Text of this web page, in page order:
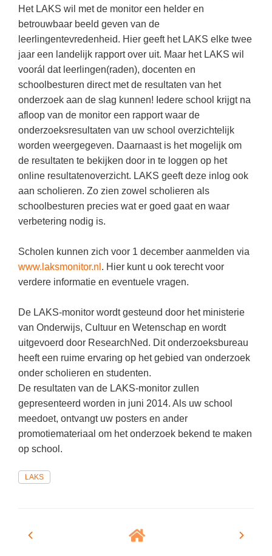
Cito toets
Eindexamens
iPad scholen
NIEUWSARCHIEF
Augustus 2026
Juli 2026
Juni 2026
Mei 2026
April 2026
Lespakket ‘Circulaire Economie - van
verpakking tot nieuwe grondstof’
Gastles Zeebenen in de klas
Cursus Leer het heelal begrijpen
Van verdunningscalculator tot
practicumvoorbereiding: gratis online
hulpmiddelen voor science-docenten en
TOA's
DGM in de klas
Kerst kleurplaten
PUZZELS
Woordpuzzels
Kruiswoordpuzzels
LEUK IN DE KLAS
Raadsels
Biologie
Burgerschap
Ckv
Duits
Economie
Engels
Filosofie
Frans
Fries (Frysk)
Geschiedenis
Informatica
Klassieke Talen
Letterkunde
Levensbeschouwing
Maatschappijleer
Muziek
Nederlands
Rekenen / Wiskunde
Sociale vaardigheden
Boek: Kleine werelden van het zonnestelsel
Leren met klassieke muziek
Lasermachine voor het onderwijs
Lasergraaf
Onderwijs opleidingen
Gratis lesmateriaal Dove self-esteem
Ontdek Memo voor de onderbouw zelf!
Maak uw leerlingen mediawijs!
Rekentuin: altijd en overal rekenen oefenen
op je eigen niveau
Taalzee: adaptief oefenen en toetsen
Lesmateriaal gebaseerd op
(hersen)onderzoek
LEERMETHODEN
Biologie
Examentraining
Frans
Geschiedenis
Media
Rekenen
Studievaardigheden
Het LAKS wil met de monitor een helder en
betrouwbaar beeld geven van de
leerlingentevredenheid. Hier geeft het LAKS elke twee
jaar een landelijk rapport over uit. Maar het LAKS wil
voorál dat leerlingen(raden), docenten en
schoolbesturen direct met de resultaten van het
onderzoek aan de slag kunnen! Iedere school krijgt na
afloop van de monitor een rapport waar de
onderzoeksresultaten van uw school overzichtelijk
worden weergegeven. Daarnaast is het mogelijk om
de resultaten te bekijken door in te loggen op het
online resultatenoverzicht. LAKS geeft deze inlog ook
aan scholieren. Zo zien zowel scholieren als
schoolbesturen precies wat er goed gaat en waar
verbetering nodig is.
Scholen kunnen zich voor 1 december aanmelden via
www.laksmonitor.nl . Hier kunt u ook terecht voor
verdere informatie en eventuele vragen.
De LAKS-monitor wordt gesteund door het ministerie
van Onderwijs, Cultuur en Wetenschap en wordt
uitgevoerd door ResearchNed. Dit onderzoeksbureau
heeft een ruime ervaring op het gebied van onderzoek
onder scholieren en studenten.
De resultaten van de LAKS-monitor zullen
gepresenteerd worden in juni 2014. Als uw school
meedoet, ontvangt uw posters en ander
promotiemateriaal om het onderzoek bekend te maken
op school.
LAKS